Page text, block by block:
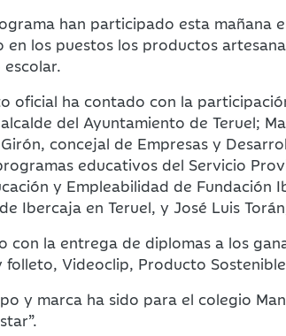
han participado esta mañana
los puestos los productos
oficial ha contado con la
del Ayuntamiento de Teruel;
concejal de Empresas y
educativos del Servicio
y Empleabilidad de Fundación
Ibercaja en Teruel, y José Luis
con la entrega de diplomas a los
Videoclip, Producto
y marca ha sido para el colegio